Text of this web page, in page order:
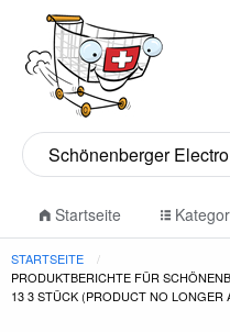
Startseite
STARTSEITE
PRODUKTBERICHTE FÜR
13 3 STÜCK (PRODUCT NO LONGER